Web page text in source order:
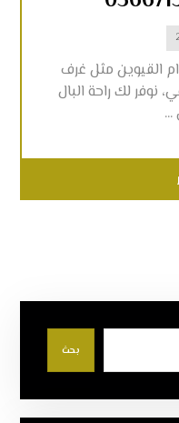
القيوين مثل غرف
نوفر لك راحة البال
بحث